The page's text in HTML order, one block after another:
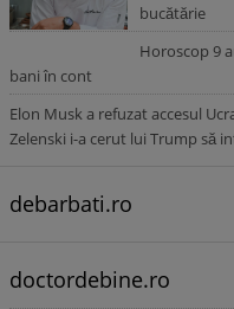
bucătărie
Horoscop 9
bani în cont
Elon Musk a refuzat accesul
Zelenski i-a cerut lui Trump să
debarbati.ro
doctordebine.ro